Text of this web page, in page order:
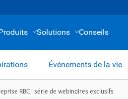
Solutions Conseils
Événements de la vie
RBC : série de webinaires exclusifs